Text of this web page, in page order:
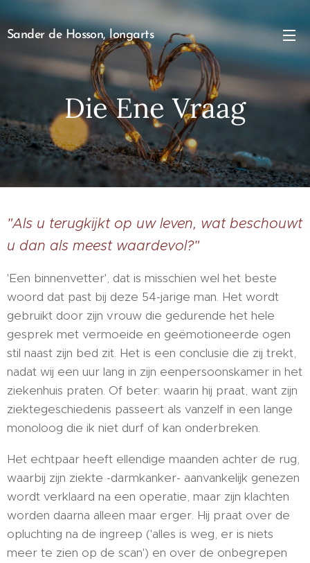
Sander de Hosson, longarts
Die Ene Vraag
"Als u terugkijkt op uw leven, wat beschouwt
u dan als meest waardevol?"
'Een binnenvetter', dat is misschien wel het beste
woord dat past bij deze 54-jarige man. Het wordt
gebruikt door zijn vrouw die gedurende het hele
gesprek met vermoeide en geëmotioneerde ogen
stil naast zijn bed zit. Het is een conclusie die zij trekt,
nadat wij een uur lang in zijn eenpersoonskamer in het
ziekenhuis praten. Of beter: waarin hij praat, want zijn
ziektegeschiedenis passeert als vanzelf in een lange
monoloog die ik niet durf of kan onderbreken.
Het echtpaar heeft ellendige maanden achter de rug,
waarbij zijn ziekte -darmkanker- aanvankelijk genezen
wordt verklaard na een operatie, maar zijn klachten
worden daarna alleen maar erger. Hij praat over de
opluchting na de ingreep ('alles is weg, er is niets
meer te zien op de scan') en over de onbegrepen